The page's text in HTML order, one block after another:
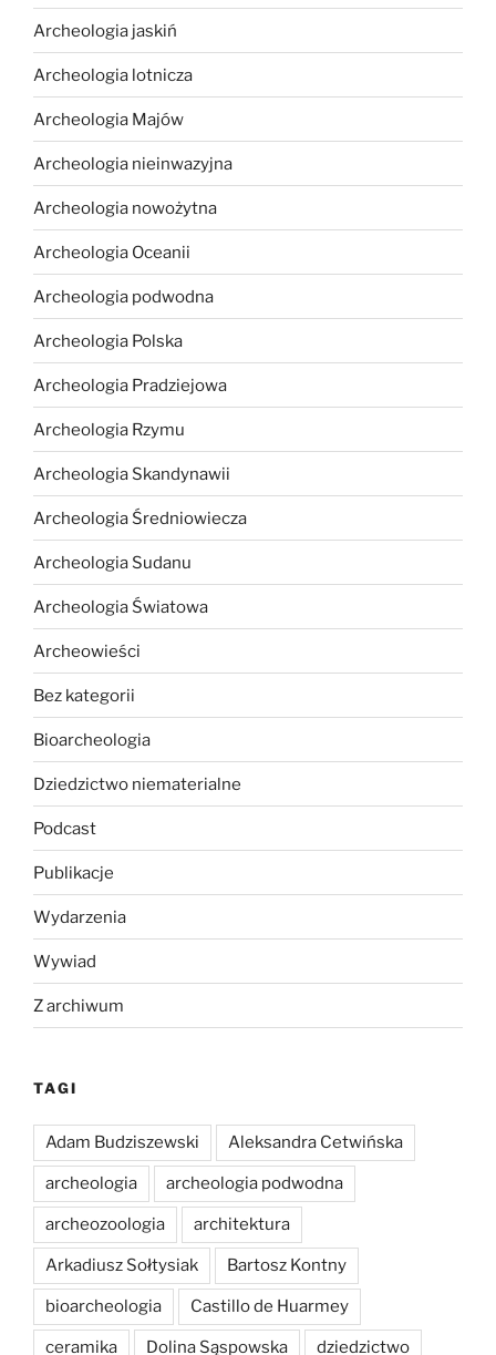
Archeologia jaskiń
Archeologia lotnicza
Archeologia Majów
Archeologia nieinwazyjna
Archeologia nowożytna
Archeologia Oceanii
Archeologia podwodna
Archeologia Polska
Archeologia Pradziejowa
Archeologia Rzymu
Archeologia Skandynawii
Archeologia Średniowiecza
Archeologia Sudanu
Archeologia Światowa
Archeowieści
Bez kategorii
Bioarcheologia
Dziedzictwo niematerialne
Podcast
Publikacje
Wydarzenia
Wywiad
Z archiwum
TAGI
Adam Budziszewski Aleksandra Cetwińska
archeologia archeologia podwodna
archeozoologia architektura
Arkadiusz Sołtysiak Bartosz Kontny
bioarcheologia Castillo de Huarmey
ceramika Dolina Sąspowska dziedzictwo